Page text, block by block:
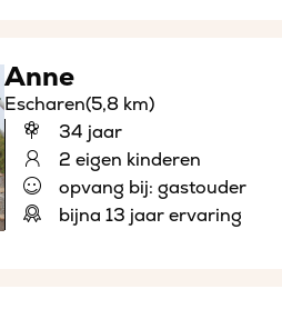
Anne
Escharen(5,8 km)
34 jaar
2 eigen kinderen
opvang bij: gastouder
bijna 13 jaar ervaring